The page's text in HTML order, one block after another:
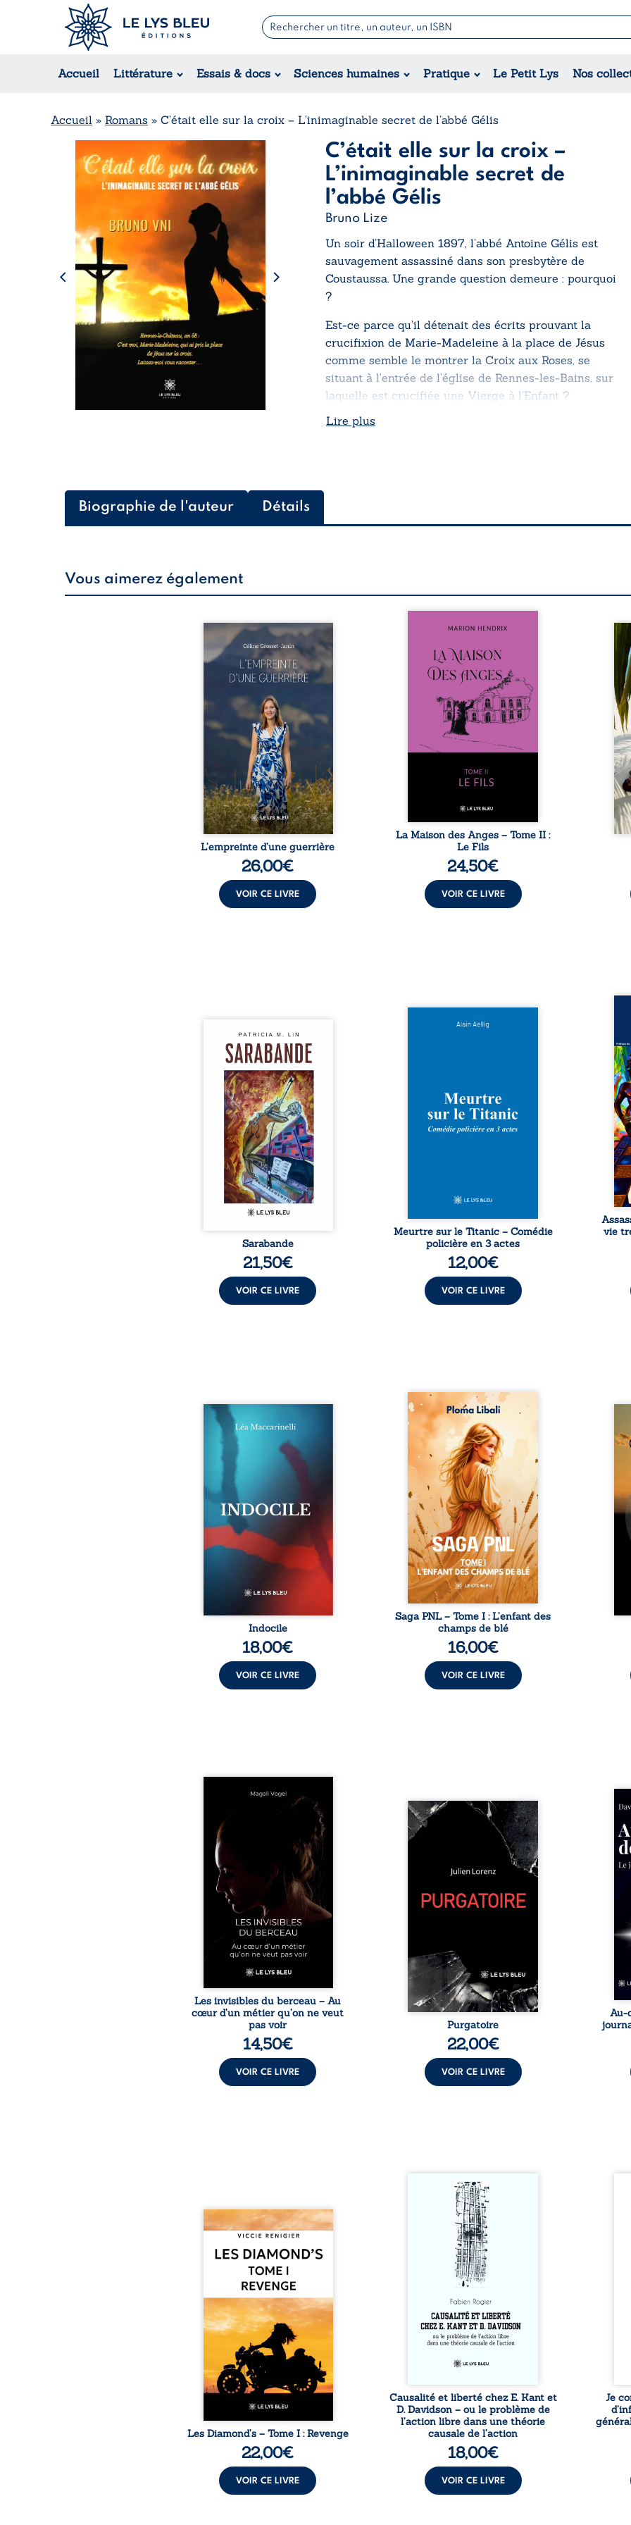
Accueil Littérature Essais & docs Sciences humaines Pratique Le Petit Lys Nos
Romans
Suspense / Thriller / Policier
Romance
Régional
Jeunesse
Théâtre
Accueil » Romans » C’était elle sur la croix – L’inimaginable secret de l’abbé Gélis
C’était elle sur la croix –
L’inimaginable secret de
l’abbé Gélis
Bruno Lize
Un soir d’Halloween 1897, l’abbé Antoine Gélis est
sauvagement assassiné dans son presbytère de
Coustaussa. Une grande question demeure : pourquoi
?
Est-ce parce qu’il détenait des écrits prouvant la
crucifixion de Marie-Madeleine à la place de Jésus
comme semble le montrer la Croix aux Roses, se
situant à l’entrée de l’église de Rennes-les-Bains, sur
laquelle est crucifiée une Vierge à l’Enfant ?
Lire plus
Biographie de l'auteur Détails
Vous aimerez également
Que reste-t-il de l’enfance
lorsque la maladie impose ses
propres règles ? L’empreinte
d’une guerrière livre, sans
détour, le récit d’un quotidien
bouleversé par la maladie
chronique, l’errance médicale
et de longues hospitalisations.
L’auteure y raconte ce que les
dossiers médicaux taisent : la
peur, l’isolement, l’épuisement
et le sentiment de ne pas ...
L’empreinte d’une guerrière
26,00€
VOIR CE LIVRE
Nous sommes en 1979, soit 15
patriarche Anatole-Eustache.
La famille devra affronter non
seulement un inconnu qui rôde
autour du domaine et dont
Firmin, le fidèle majordome,
redoute les visites, le passé
encombrant d’Anatole-
Eustache, la malédiction
familiale, mais aussi la toute-
puissance de Gauthier. Mais
comment dompter cet enfant
avant qu’il ...
La Maison des Anges – Tome II :
Le Fils
24,50€
VOIR CE LIVRE
Au
eux,
Aux chants crépitants de l’été,
Sous le silence ouaté de la
neige en hiver, Au cours de
nuits pâles, Dans la clarté
bienveillante de la lune, Rêves,
pensées, révoltes et espoirs…
Des mots s’assemblent, colorés,
rebelles aux règles de la
poésie, mais chantant en
rythme. Ils forment une
sarabande, passionnée souvent,
Sarabande
21,50€
VOIR CE LIVRE
Et si le naufrage n’avait pas
les profondeurs de l’Atlantique.
Sept décennies plus tard, la
découverte de l’épave fait
resurgir un secret que l’on
Meurtre sur le Titanic – Comédie
policière en 3 actes
12,00€
VOIR CE LIVRE
La
de
qui
vie
Quatre parties. Quatre refus.
Quatre visages d’une existence
en friction. Entre les silences
qu’on ne déchiffre pas, les
amours qu’on dérange, les
corps qu’on administre et les
liens qu’on sabote, cet ouvrage
parle à celles et ceux qui
vivent trop fort, trop vrai, trop
tôt. Indocile est une traversée.
Une langue nue. Une
insurrection calme. Une
déclaration d’existence pour ...
Indocile
18,00€
VOIR CE LIVRE
Autrefois, les champs
d’Atlantis vibraient sous le
vent et les enfants couraient
dans les blés. Puis la couronne
plia le genou, livrant son
peuple à l’ombre d’Ivorny. À
Atove, Luwel aurait pu
disparaître dans les ruines de
son destin ; pourtant, sous les
pierres d’un temple oublié, des
rebelles lui tendirent la main.
Parmi eux, Atos, général sans
trône mais habité par ...
Saga PNL – Tome I : L’enfant des
champs de blé
16,00€
VOIR CE LIVRE
les
les
Qui prend soin de celles et
ceux auxquels nous confions
nos enfants ? Derrière la
douceur apparente des
maisons d’accueil se joue une
réalité que nul ne soupçonne :
rémunérations dérisoires,
solitude, épuisement,
responsabilités écrasantes… À
travers des témoignages
saisissants et sa propre
expérience, Magali Vogel lève
le voile sur les coulisses d’une ...
Les invisibles du berceau – Au
cœur d’un métier qu’on ne veut
pas voir
14,50€
VOIR CE LIVRE
Vingt années d’écriture, de
blessures, d’émotions et de
pensées se rencontrent dans
ce recueil profondément
intime. Entre nouvelles
autobiographiques, poèmes
philosophiques, chaque texte
ouvre une porte sur
être choisie au hasard, comme
une rencontre inattendue sur
le chemin de la vie. ...
Purgatoire
22,00€
VOIR CE LIVRE
Né
la
ses
prix
les
Au-
Revenge est à la tête des
Diamond’s, un clan de motards
aussi réputé et respecté que
redouté dans tout le pays. Rien
ne la prédestinait à cette vie,
mais les épreuves ont forgé
une femme dure, inaccessible
et résolue à ne jamais dévoiler
ses faiblesses, jusqu’à ce que
le mystérieux Juan croise sa
route. Chef d’une famille de
Nomads, Juan porte lui aussi le
poids ...
Les Diamond’s – Tome I : Revenge
22,00€
VOIR CE LIVRE
Sommes-nous vraiment libres
si chacun de nos actes s’inscrit
dans une chaîne de causes ? À
travers une confrontation
entre les pensées d’Emmanuel
Kant et de Donald Davidson,
cet essai explore les liens entre
libre arbitre, déterminisme
causal et responsabilité. De la
volonté kantienne au monisme
anomal de Davidson, il
interroge la manière dont les
intentions et les croyances
peuvent ...
Causalité et liberté chez E. Kant et
D. Davidson – ou le problème de
l’action libre dans une théorie
causale de l’action
18,00€
VOIR CE LIVRE
Je
et
Je